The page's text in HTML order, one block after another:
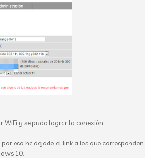
WiFi y se pudo lograr la conexión.
eso he dejado el link a los que corresponden
10.